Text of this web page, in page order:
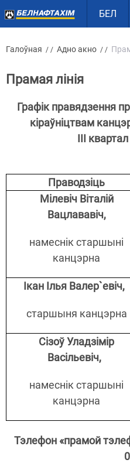
БЕЛ
Галоўная / / Адно акно / /
Прамая лінія
Графік правядзення
кіраўніцтвам
ІII
Праводзіць
Мілевіч Віталій
Вацлававіч,
намеснік старшыні
канцэрна
Ікан Ілья Валер`евіч,
старшыня канцэрна
Сiзоў Уладзімір
Васільевіч,
намеснік старшыні
канцэрна
Тэлефон «прамой